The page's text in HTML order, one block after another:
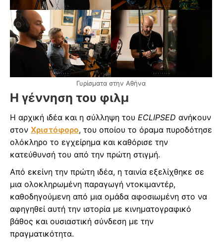
Γυρίσματα στην Αθήνα
Η γέννηση του φιλμ
Η αρχική ιδέα και η σύλληψη του ECLIPSED ανήκουν
στον Χριστόφορο, του οποίου το όραμα πυροδότησε
ολόκληρο το εγχείρημα και καθόρισε την
κατεύθυνσή του από την πρώτη στιγμή.
Από εκείνη την πρώτη ιδέα, η ταινία εξελίχθηκε σε
μια ολοκληρωμένη παραγωγή ντοκιμαντέρ,
καθοδηγούμενη από μια ομάδα αφοσιωμένη στο να
αφηγηθεί αυτή την ιστορία με κινηματογραφικό
βάθος και ουσιαστική σύνδεση με την
πραγματικότητα.